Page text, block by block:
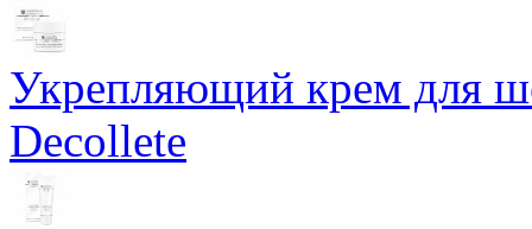
Укрепляющий крем для
Decollete